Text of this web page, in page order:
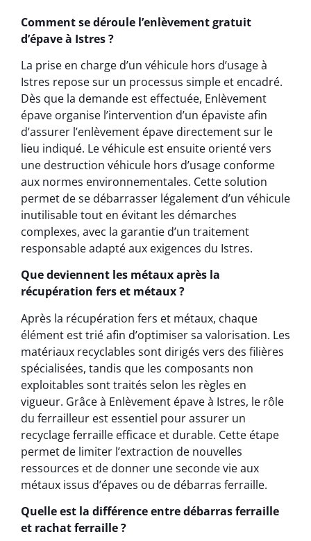
Comment se déroule l’enlèvement gratuit
d’épave à Istres ?
La prise en charge d’un véhicule hors d’usage à
Istres repose sur un processus simple et encadré.
Dès que la demande est effectuée, Enlèvement
épave organise l’intervention d’un épaviste afin
d’assurer l’enlèvement épave directement sur le
lieu indiqué. Le véhicule est ensuite orienté vers
une destruction véhicule hors d’usage conforme
aux normes environnementales. Cette solution
permet de se débarrasser légalement d’un véhicule
inutilisable tout en évitant les démarches
complexes, avec la garantie d’un traitement
responsable adapté aux exigences du Istres.
Que deviennent les métaux après la
récupération fers et métaux ?
Après la récupération fers et métaux, chaque
élément est trié afin d’optimiser sa valorisation. Les
matériaux recyclables sont dirigés vers des filières
spécialisées, tandis que les composants non
exploitables sont traités selon les règles en
vigueur. Grâce à Enlèvement épave à Istres, le rôle
du ferrailleur est essentiel pour assurer un
recyclage ferraille efficace et durable. Cette étape
permet de limiter l’extraction de nouvelles
ressources et de donner une seconde vie aux
métaux issus d’épaves ou de débarras ferraille.
Quelle est la différence entre débarras ferraille
et rachat ferraille ?